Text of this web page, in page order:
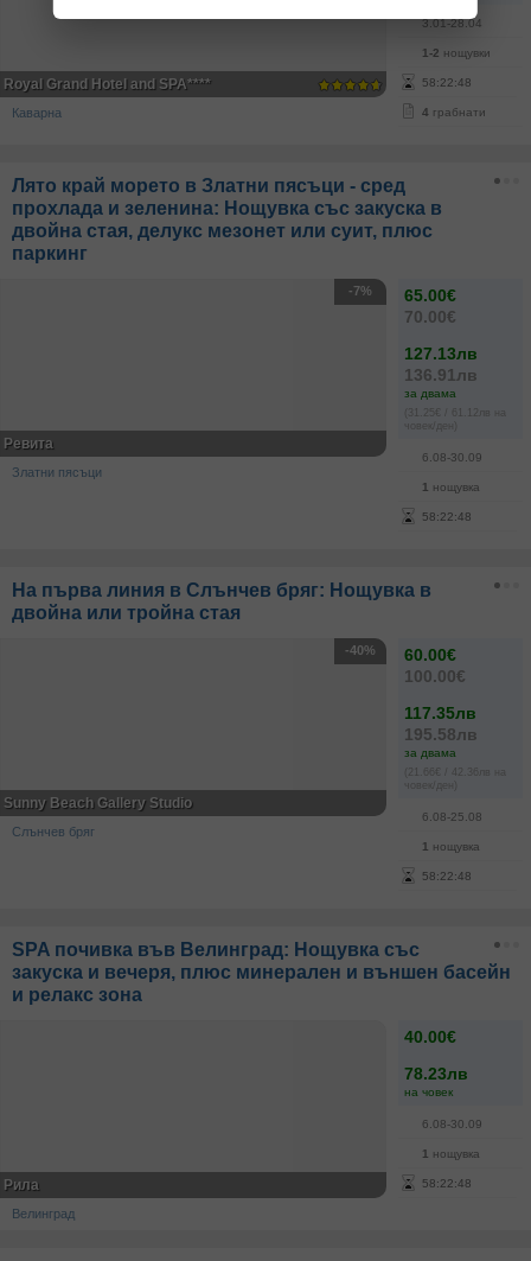
3.01-28.04
1-2 нощувки
58:22:48
4 грабнати
Royal Grand Hotel and SPA****
Каварна
Лято край морето в Златни пясъци - сред
прохлада и зеленина: Нощувка със закуска в
двойна стая, делукс мезонет или суит, плюс
паркинг
65.00€
70.00€
127.13лв
136.91лв
за двама
(31.25€ / 61.12лв на
човек/ден)
6.08-30.09
1 нощувка
58:22:48
-7%
Ревита
Златни пясъци
На първа линия в Слънчев бряг: Нощувка в
двойна или тройна стая
60.00€
100.00€
117.35лв
195.58лв
за двама
(21.66€ / 42.36лв на
човек/ден)
6.08-25.08
1 нощувка
58:22:48
-40%
Sunny Beach Gallery Studio
Слънчев бряг
SPA почивка във Велинград: Нощувка със
закуска и вечеря, плюс минерален и външен басейн
и релакс зона
40.00€
78.23лв
на човек
6.08-30.09
1 нощувка
58:22:48
Рила
Велинград